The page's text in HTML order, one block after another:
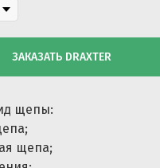
ЗАКАЗАТЬ DRAXTER
щепы:
щепа;